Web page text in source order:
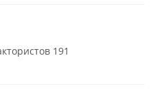
191